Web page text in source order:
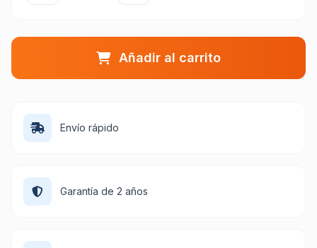
Añadir al carrito
Envío rápido
Garantía de 2 años